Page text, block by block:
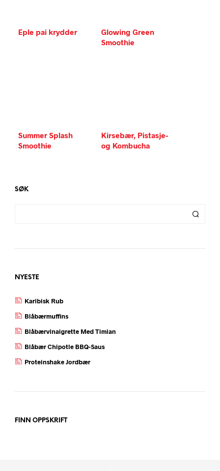
Eple pai krydder
Glowing Green
Smoothie
Summer Splash
Smoothie
Kirsebær, Pistasje-
og Kombucha
SØK
NYESTE
Karibisk Rub
Blåbærmuffins
Blåbærvinaigrette Med Timian
Blåbær Chipotle BBQ-Saus
Proteinshake Jordbær
FINN OPPSKRIFT